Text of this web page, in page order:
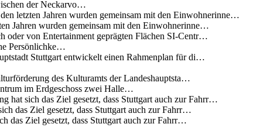
der Neckarvo…
letzten Jahren wurden gemeinsam mit den Einwohnerinne…
Jahren wurden gemeinsam mit den Einwohnerinne…
oder von Entertainment geprägten Flächen SI-Centr…
Persönlichke…
Stuttgart entwickelt einen Rahmenplan für di…
des Kulturamts der Landeshauptsta…
im Erdgeschoss zwei Halle…
hat sich das Ziel gesetzt, dass Stuttgart auch zur Fahrr…
das Ziel gesetzt, dass Stuttgart auch zur Fahrr…
das Ziel gesetzt, dass Stuttgart auch zur Fahrr…